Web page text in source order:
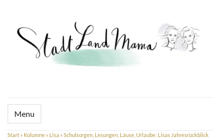
Menu
Start » Kolumne » Lisa » Schulsorgen, Lesungen, Läuse, Urlaube: Lisas Jahresrückblick